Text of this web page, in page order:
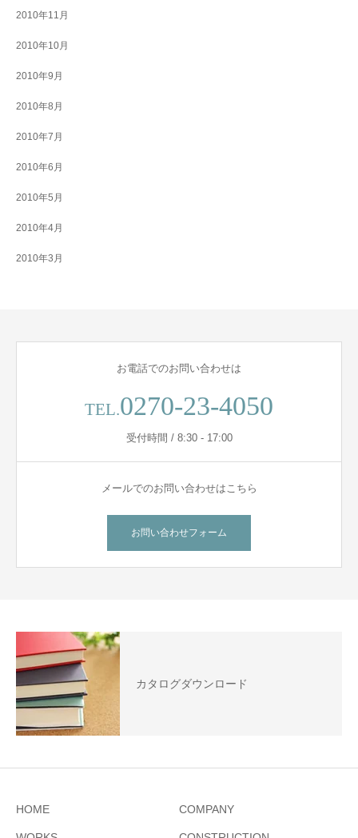
2010年11月
2010年10月
2010年9月
2010年8月
2010年7月
2010年6月
2010年5月
2010年4月
2010年3月
お電話でのお問い合わせは
TEL.0270-23-4050
受付時間 / 8:30 - 17:00
メールでのお問い合わせはこちら
お問い合わせフォーム
カタログダウンロード
HOME COMPANY